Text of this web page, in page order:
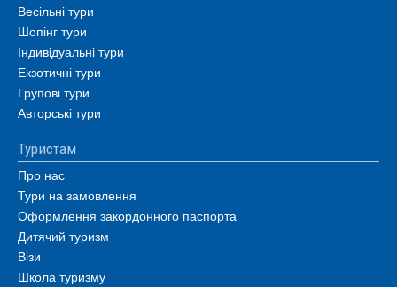
Весільні тури
Шопінг тури
Індивідуальні тури
Екзотичні тури
Групові тури
Авторські тури
Туристам
Про нас
Тури на замовлення
Оформлення закордонного паспорта
Дитячий туризм
Візи
Школа туризму